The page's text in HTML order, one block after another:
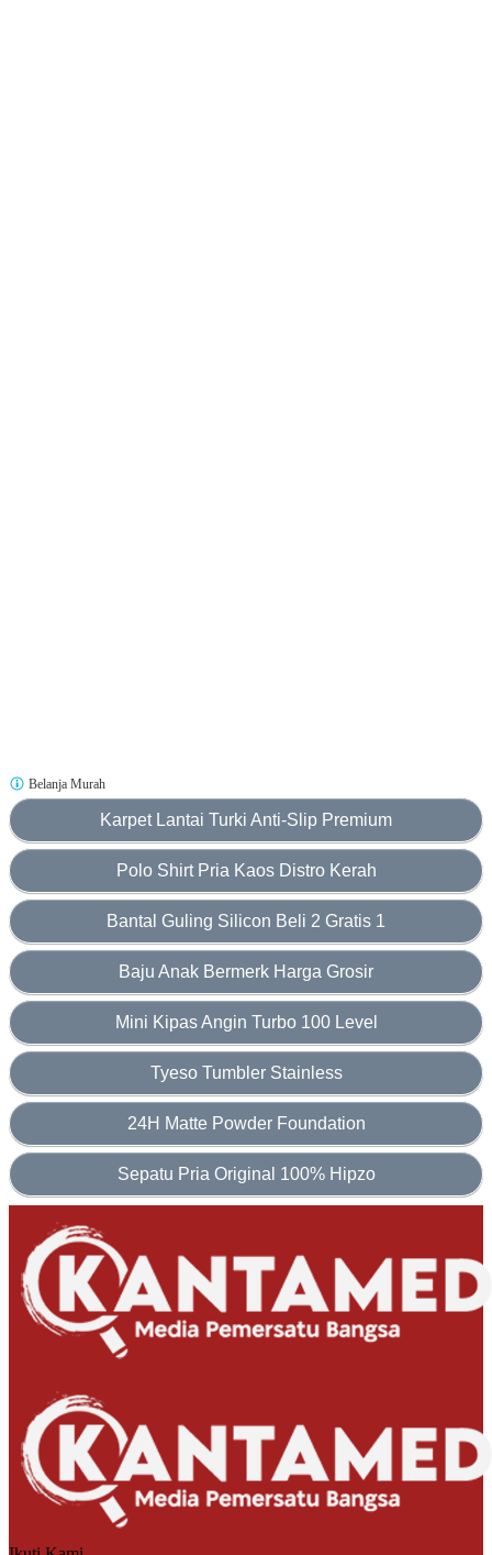
Karpet Lantai Turki Anti-Slip Premium
Polo Shirt Pria Kaos Distro Kerah
Bantal Guling Silicon Beli 2 Gratis 1
Baju Anak Bermerk Harga Grosir
Mini Kipas Angin Turbo 100 Level
Tyeso Tumbler Stainless
24H Matte Powder Foundation
Sepatu Pria Original 100% Hipzo
Belanja Murah